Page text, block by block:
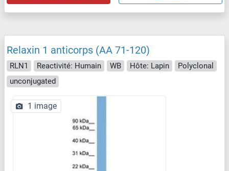
Relaxin 1 anticorps (AA 71-120)
RLN1 Reactivité: Humain WB Hôte: Lapin
Polyclonal
unconjugated
1 image